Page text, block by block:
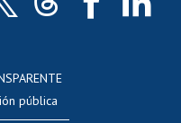
pública